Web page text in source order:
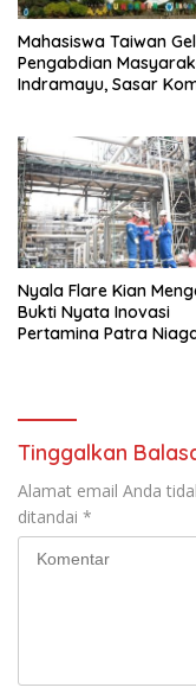
Mahasiswa Taiwan
Pengabdian
Indramayu, Sasar
Nyala Flare Kian
Bukti Nyata Inovasi
Pertamina Patra
Tinggalkan
Alamat email Anda
ditandai *